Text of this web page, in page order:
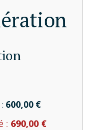
600,00 €
: 690,00 €